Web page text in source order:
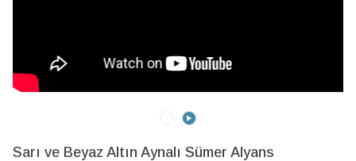
Sarı ve Beyaz Altın Aynalı Sümer Alyans